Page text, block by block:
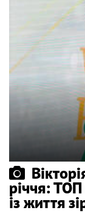
річчя:
із життя